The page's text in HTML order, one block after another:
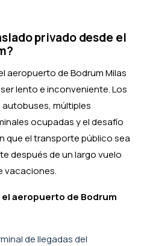
privado desde el
aeropuerto de Bodrum Milas
lento e inconveniente. Los
múltiples
ocupadas y el desafío
que el transporte público sea
después de un largo vuelo
vacaciones.
aeropuerto de Bodrum
de llegadas del